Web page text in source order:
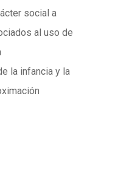
social a
al uso de
la infancia y la